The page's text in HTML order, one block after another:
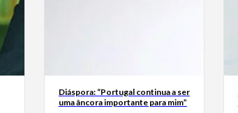
Diáspora: “Portugal continua a ser
uma âncora importante para mim”